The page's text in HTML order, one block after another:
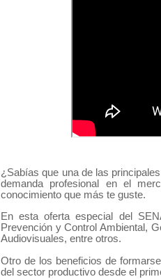
¿Sabías que una de las
demanda profesional en el
conocimiento que más te guste.
En esta oferta especial del
Prevención y Control Ambiental,
Audiovisuales, entre otros.
Otro de los beneficios de
del sector productivo desde el